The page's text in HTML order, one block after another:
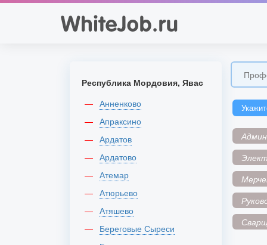
Республика Мордовия, Явас
Анненково
Апраксино
Ардатов
Ардатово
Атемар
Атюрьево
Атяшево
Береговые Сыреси